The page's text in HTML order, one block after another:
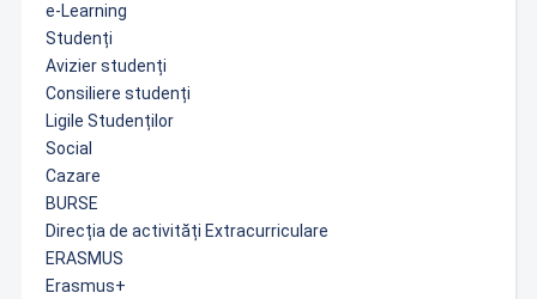
e-Learning
Studenți
Avizier studenți
Consiliere studenți
Ligile Studenților
Social
Cazare
BURSE
Direcția de activități Extracurriculare
ERASMUS
Erasmus+